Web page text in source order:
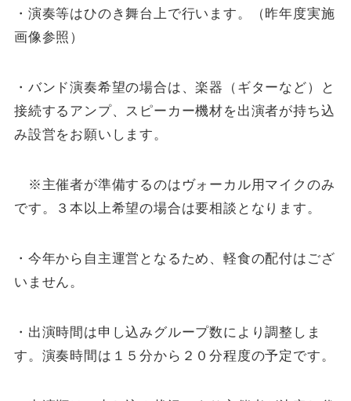
・演奏等はひのき舞台上で行います。（昨年度実施
画像参照）
・バンド演奏希望の場合は、楽器（ギターなど）と
接続するアンプ、スピーカー機材を出演者が持ち込
み設営をお願いします。
※主催者が準備するのはヴォーカル用マイクのみ
です。３本以上希望の場合は要相談となります。
・今年から自主運営となるため、軽食の配付はござ
いません。
・出演時間は申し込みグループ数により調整しま
す。演奏時間は１５分から２０分程度の予定です。